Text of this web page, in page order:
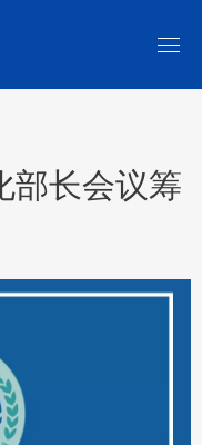
部长会议筹